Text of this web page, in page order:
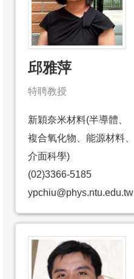
邱雅萍
特聘教授
新穎奈米材料(半導體、
複合氧化物、能源材料、
介面科學)
(02)3366-5185
ypchiu@phys.ntu.edu.tw